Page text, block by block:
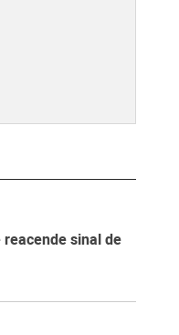
sinal de